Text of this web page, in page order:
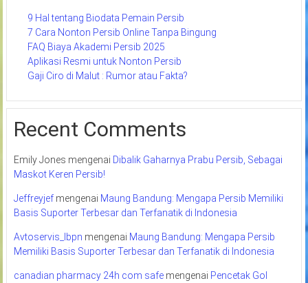
9 Hal tentang Biodata Pemain Persib
7 Cara Nonton Persib Online Tanpa Bingung
FAQ Biaya Akademi Persib 2025
Aplikasi Resmi untuk Nonton Persib
Gaji Ciro di Malut : Rumor atau Fakta?
Recent Comments
Emily Jones mengenai Dibalik Gaharnya Prabu Persib, Sebagai
Maskot Keren Persib!
Jeffreyjefmengenai Maung Bandung: Mengapa Persib Memiliki
Basis Suporter Terbesar dan Terfanatik di Indonesia
Avtoservis_lbpn mengenai Maung Bandung: Mengapa Persib
Memiliki Basis Suporter Terbesar dan Terfanatik di Indonesia
canadian pharmacy 24h com safemengenai Pencetak Gol